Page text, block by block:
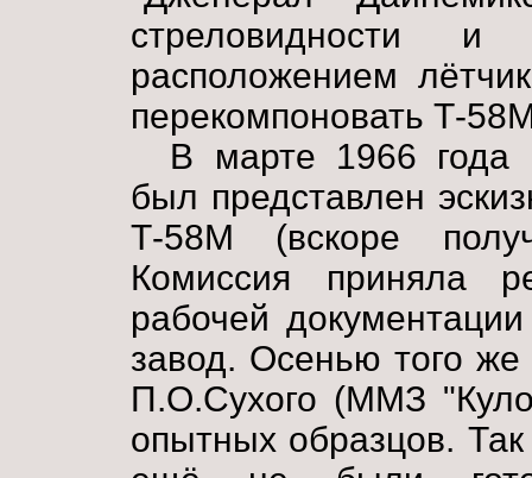
стреловидности
расположением
перекомпоновать Т-
В марте 1966 года
был представлен
Т-58М (вскоре
Комиссия приняла
рабочей
завод. Осенью того
П.О.Сухого (ММЗ
опытных образцов.